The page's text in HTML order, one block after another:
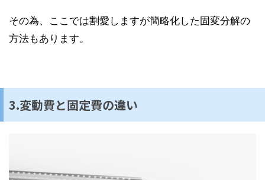
その為、ここでは割愛しますが簡略化した固変分解の
方法もあります。
3.変動費と固定費の違い